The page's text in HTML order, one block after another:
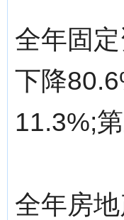
全年固
下降
11.3%;
全年房